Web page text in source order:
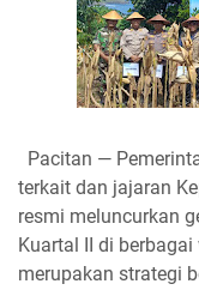
Pacitan —
terkait dan jajaran
resmi meluncurkan
Kuartal II di
merupakan strategi